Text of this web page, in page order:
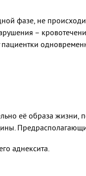
фазе, не
–
её образа
аднексита.